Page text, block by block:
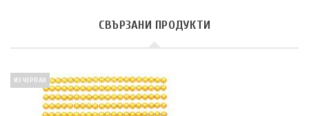
СВЪРЗАНИ ПРОДУКТИ
ИЗЧЕРПАН